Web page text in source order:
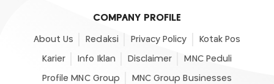
COMPANY PROFILE
About Us Redaksi Privacy Policy Kotak Pos
Karier Info Iklan Disclaimer MNC Peduli
Profile MNC Group MNC Group Businesses